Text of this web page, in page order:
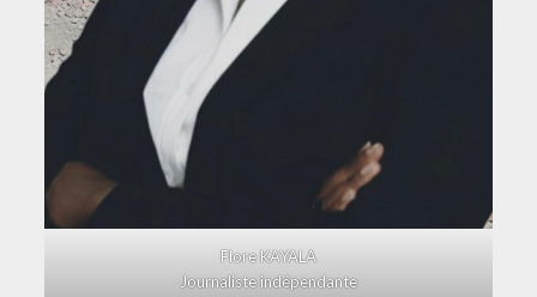
Flore KAYALA
Journaliste indépendante